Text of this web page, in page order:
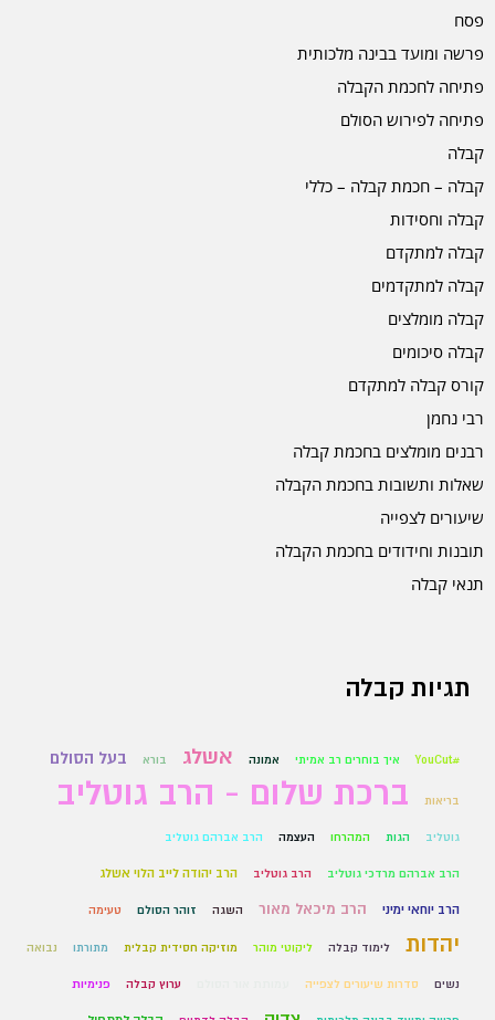
פסח
פרשה ומועד בבינה מלכותית
פתיחה לחכמת הקבלה
פתיחה לפירוש הסולם
קבלה
קבלה – חכמת קבלה – כללי
קבלה וחסידות
קבלה למתקדם
קבלה למתקדמים
קבלה מומלצים
קבלה סיכומים
קורס קבלה למתקדם
רבי נחמן
רבנים מומלצים בחכמת קבלה
שאלות ותשובות בחכמת הקבלה
שיעורים לצפייה
תובנות וחידודים בחכמת הקבלה
תנאי קבלה
תגיות קבלה
#YouCut איך בוחרים רב אמיתי אמונה אשלג בורא בעל הסולם
בריאות ברכת שלום - הרב גוטליב
גוטליב הגות המהרחו העצמה הרב אברהם גוטליב
הרב אברהם מרדכי גוטליב הרב גוטליב הרב יהודה לייב הלוי אשלג
הרב יוחאי ימיני הרב מיכאל מאור השגה זוהר הסולם טעימה
יהדות לימוד קבלה ליקוטי מוהר מוזיקה חסידית קבלית מתורתו נבואה
נשים סדרות שיעורים לצפייה ערוץ קבלה פנימיות